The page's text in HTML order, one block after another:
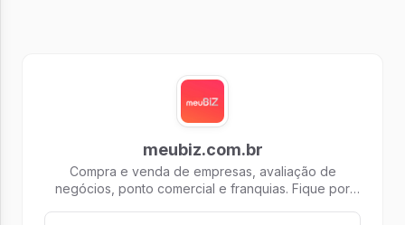
meubiz.com.br
Compra e venda de empresas, avaliação de
negócios, ponto comercial e franquias. Fique por